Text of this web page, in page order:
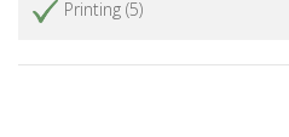
Printing (5)